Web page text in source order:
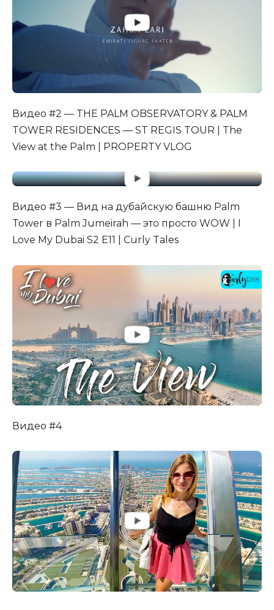
Видео #2 — THE PALM OBSERVATORY & PALM
TOWER RESIDENCES — ST REGIS TOUR | The
View at the Palm | PROPERTY VLOG
Видео #3 — Вид на дубайскую башню Palm
Tower в Palm Jumeirah — это просто WOW | I
Love My Dubai S2 E11 | Curly Tales
Видео #4